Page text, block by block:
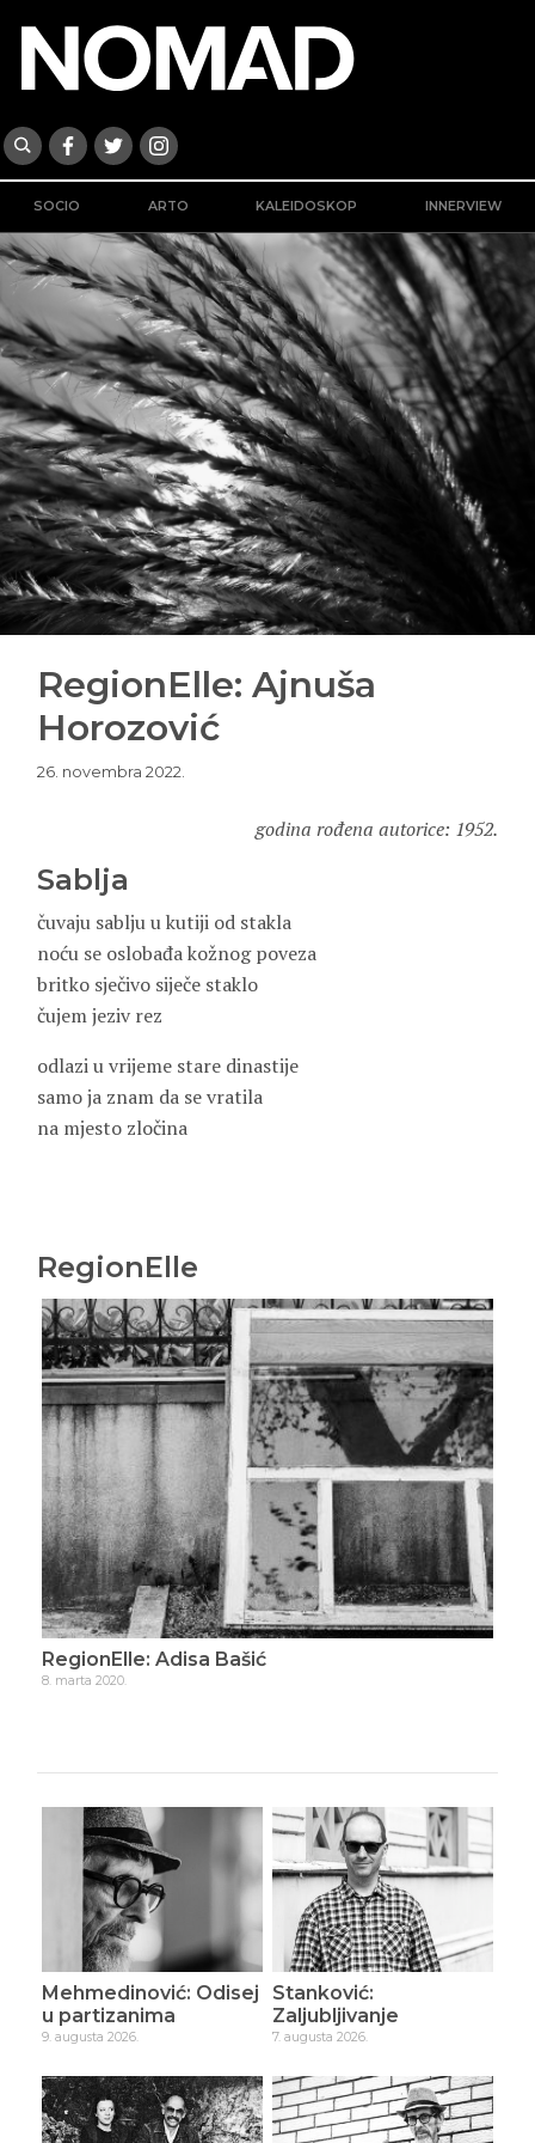
SOCIO ARTO KALEIDOSKOP INNERVIEW
RegionElle: Ajnuša
Horozović
26. novembra 2022.
godina rođena autorice: 1952.
Sablja
čuvaju sablju u kutiji od stakla
noću se oslobađa kožnog poveza
britko sječivo siječe staklo
čujem jeziv rez
odlazi u vrijeme stare dinastije
samo ja znam da se vratila
na mjesto zločina
RegionElle
RegionElle: Adisa Bašić
8. marta 2020.
Mehmedinović: Odisej
u partizanima
9. augusta 2026.
Stanković:
Zaljubljivanje
7. augusta 2026.